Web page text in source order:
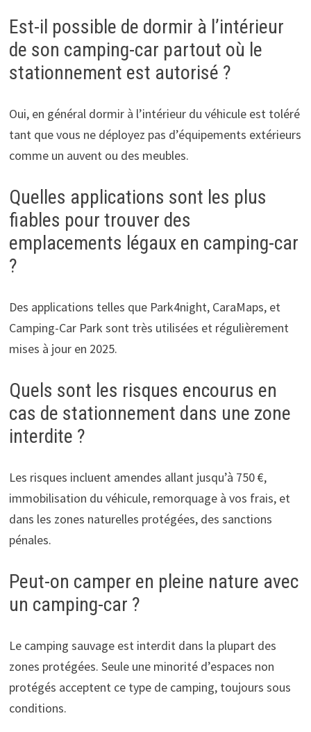
Est-il possible de dormir à l’intérieur
de son camping-car partout où le
stationnement est autorisé ?
Oui, en général dormir à l’intérieur du véhicule est toléré
tant que vous ne déployez pas d’équipements extérieurs
comme un auvent ou des meubles.
Quelles applications sont les plus
fiables pour trouver des
emplacements légaux en camping-car
?
Des applications telles que Park4night, CaraMaps, et
Camping-Car Park sont très utilisées et régulièrement
mises à jour en 2025.
Quels sont les risques encourus en
cas de stationnement dans une zone
interdite ?
Les risques incluent amendes allant jusqu’à 750 €,
immobilisation du véhicule, remorquage à vos frais, et
dans les zones naturelles protégées, des sanctions
pénales.
Peut-on camper en pleine nature avec
un camping-car ?
Le camping sauvage est interdit dans la plupart des
zones protégées. Seule une minorité d’espaces non
protégés acceptent ce type de camping, toujours sous
conditions.